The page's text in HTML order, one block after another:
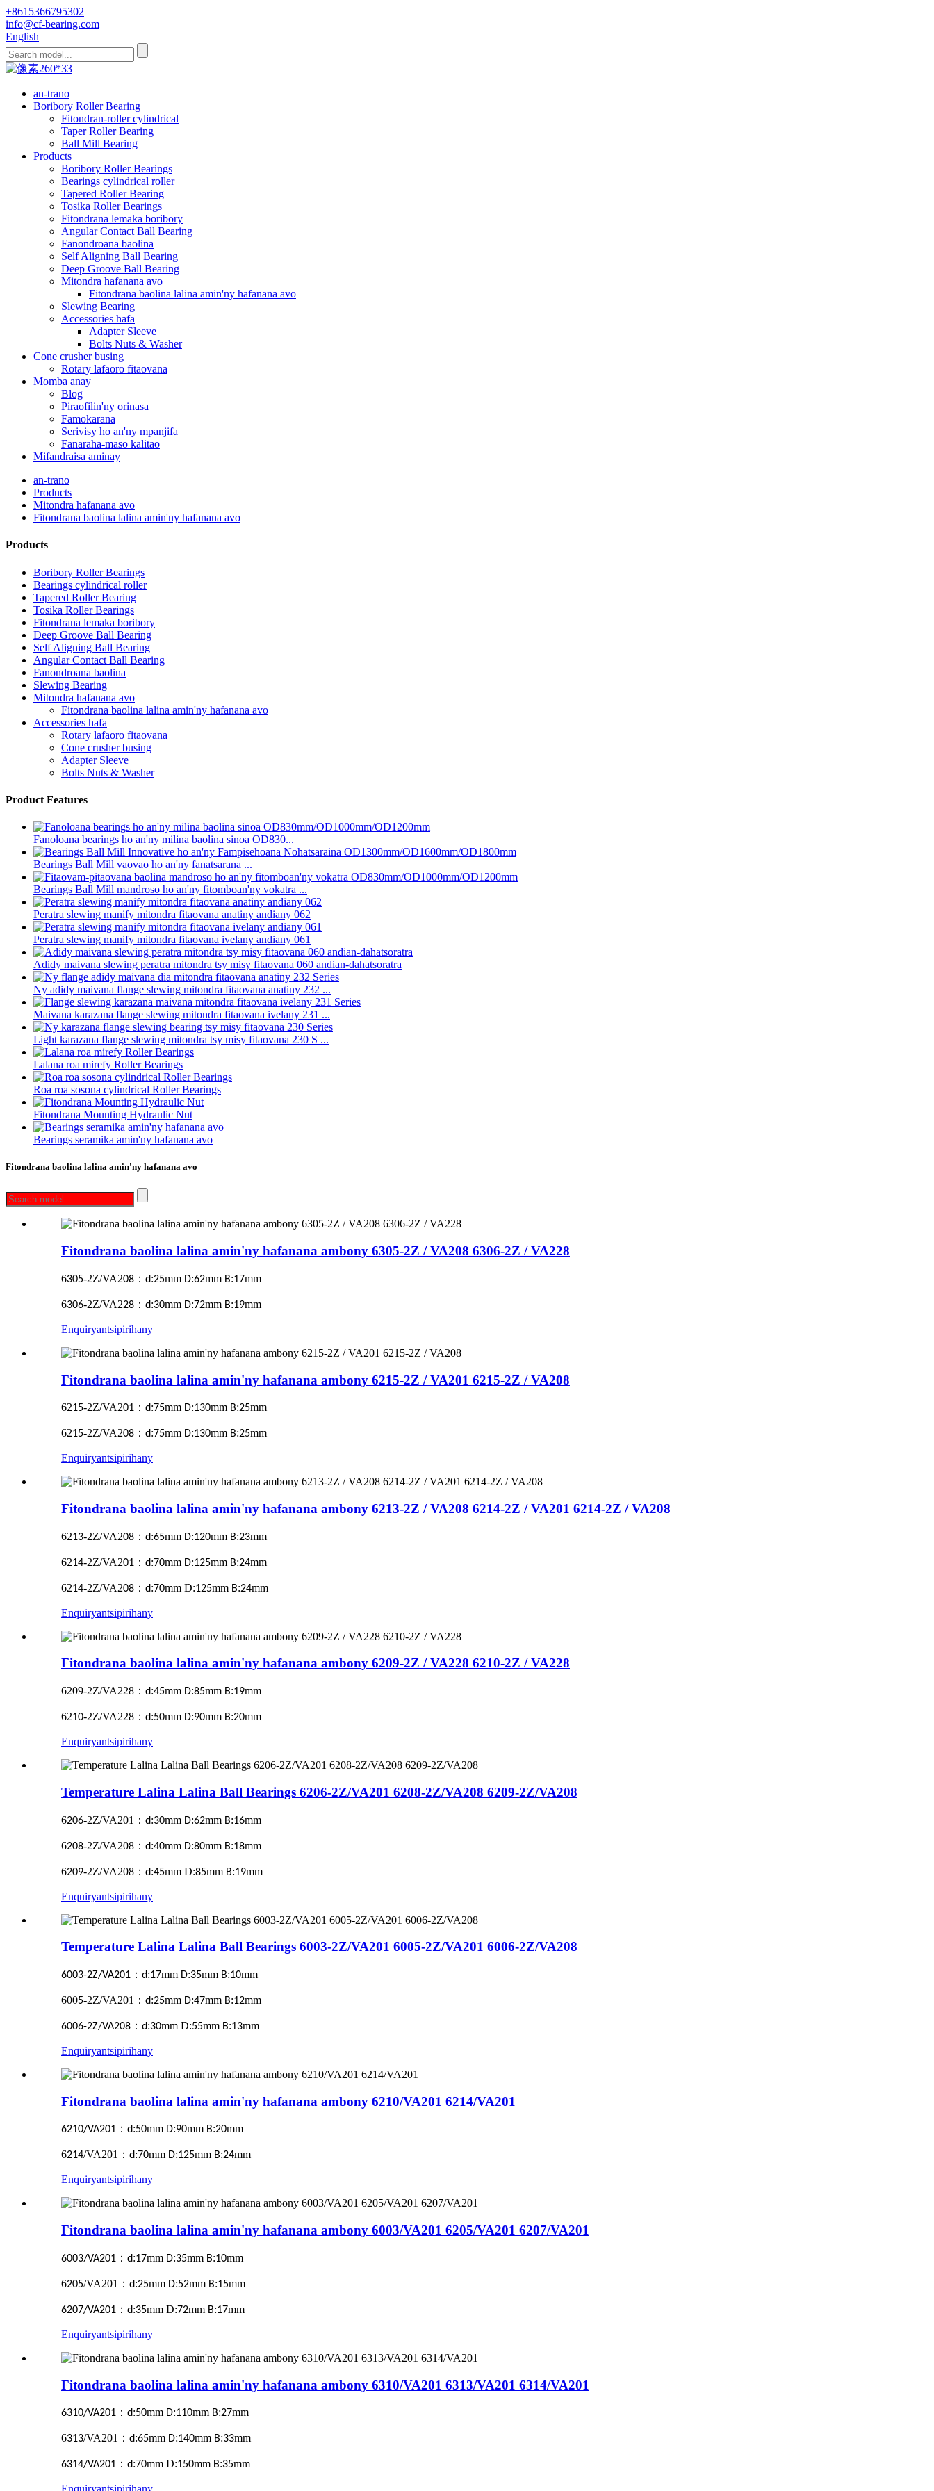
+8615366795302
info@cf-bearing.com
English
an-trano
Boribory Roller Bearing
Fitondran-roller cylindrical
Taper Roller Bearing
Ball Mill Bearing
Products
Boribory Roller Bearings
Bearings cylindrical roller
Tapered Roller Bearing
Tosika Roller Bearings
Fitondrana lemaka boribory
Angular Contact Ball Bearing
Fanondroana baolina
Self Aligning Ball Bearing
Deep Groove Ball Bearing
Mitondra hafanana avo
Fitondrana baolina lalina amin'ny hafanana avo
Slewing Bearing
Accessories hafa
Adapter Sleeve
Bolts Nuts & Washer
Cone crusher busing
Rotary lafaoro fitaovana
Momba anay
Blog
Piraofilin'ny orinasa
Famokarana
Serivisy ho an'ny mpanjifa
Fanaraha-maso kalitao
Mifandraisa aminay
an-trano
Products
Mitondra hafanana avo
Fitondrana baolina lalina amin'ny hafanana avo
Products
Boribory Roller Bearings
Bearings cylindrical roller
Tapered Roller Bearing
Tosika Roller Bearings
Fitondrana lemaka boribory
Deep Groove Ball Bearing
Self Aligning Ball Bearing
Angular Contact Ball Bearing
Fanondroana baolina
Slewing Bearing
Mitondra hafanana avo
Fitondrana baolina lalina amin'ny hafanana avo
Accessories hafa
Rotary lafaoro fitaovana
Cone crusher busing
Adapter Sleeve
Bolts Nuts & Washer
Product Features
Fanoloana bearings ho an'ny milina baolina sinoa OD830...
Bearings Ball Mill vaovao ho an'ny fanatsarana ...
Bearings Ball Mill mandroso ho an'ny fitomboan'ny vokatra ...
Peratra slewing manify mitondra fitaovana anatiny andiany 062
Peratra slewing manify mitondra fitaovana ivelany andiany 061
Adidy maivana slewing peratra mitondra tsy misy fitaovana 060 andian-dahatsoratra
Ny adidy maivana flange slewing mitondra fitaovana anatiny 232 ...
Maivana karazana flange slewing mitondra fitaovana ivelany 231 ...
Light karazana flange slewing mitondra tsy misy fitaovana 230 S ...
Lalana roa mirefy Roller Bearings
Roa roa sosona cylindrical Roller Bearings
Fitondrana Mounting Hydraulic Nut
Bearings seramika amin'ny hafanana avo
Fitondrana baolina lalina amin'ny hafanana avo
Fitondrana baolina lalina amin'ny hafanana ambony 6305-2Z / VA208 6306-2Z / VA228
6305-2Z/VA208 ： d:25mm D:62mm B:17mm
6306-2Z/VA228 ： d:30mm D:72mm B:19mm
Enquiryantsipirihany
Fitondrana baolina lalina amin'ny hafanana ambony 6215-2Z / VA201 6215-2Z / VA208
6215-2Z/VA201 ： d:75mm D:130mm B:25mm
6215-2Z/VA208 ： d:75mm D:130mm B:25mm
Enquiryantsipirihany
Fitondrana baolina lalina amin'ny hafanana ambony 6213-2Z / VA208 6214-2Z / VA201 6214-2Z / VA208
6213-2Z/VA208 ： d:65mm D:120mm B:23mm
6214-2Z/VA201 ： d:70mm D:125mm B:24mm
6214-2Z/VA208 ： d:70mm D:125mm B:24mm
Enquiryantsipirihany
Fitondrana baolina lalina amin'ny hafanana ambony 6209-2Z / VA228 6210-2Z / VA228
6209-2Z/VA228 ： d:45mm D:85mm B:19mm
6210-2Z/VA228 ： d:50mm D:90mm B:20mm
Enquiryantsipirihany
Temperature Lalina Lalina Ball Bearings 6206-2Z/VA201 6208-2Z/VA208 6209-2Z/VA208
6206-2Z/VA201 ： d:30mm D:62mm B:16mm
6208-2Z/VA208 ： d:40mm D:80mm B:18mm
6209-2Z/VA208 ： d:45mm D:85mm B:19mm
Enquiryantsipirihany
Temperature Lalina Lalina Ball Bearings 6003-2Z/VA201 6005-2Z/VA201 6006-2Z/VA208
6003-2Z/VA201 ： d:17mm D:35mm B:10mm
6005-2Z/VA201 ： d:25mm D:47mm B:12mm
6006-2Z/VA208 ： d:30mm D:55mm B:13mm
Enquiryantsipirihany
Fitondrana baolina lalina amin'ny hafanana ambony 6210/VA201 6214/VA201
6210/VA201 ： d:50mm D:90mm B:20mm
6214/VA201 ： d:70mm D:125mm B:24mm
Enquiryantsipirihany
Fitondrana baolina lalina amin'ny hafanana ambony 6003/VA201 6205/VA201 6207/VA201
6003/VA201 ： d:17mm D:35mm B:10mm
6205/VA201 ： d:25mm D:52mm B:15mm
6207/VA201 ： d:35mm D:72mm B:17mm
Enquiryantsipirihany
Fitondrana baolina lalina amin'ny hafanana ambony 6310/VA201 6313/VA201 6314/VA201
6310/VA201 ： d:50mm D:110mm B:27mm
6313/VA201 ： d:65mm D:140mm B:33mm
6314/VA201 ： d:70mm D:150mm B:35mm